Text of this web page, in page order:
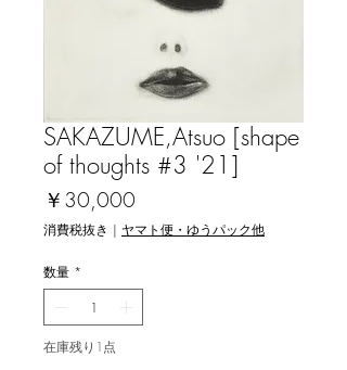
SAKAZUME,Atsuo [shape
of thoughts #3 '21]
￥30,000
格
消費税抜き | ヤマト便・ゆうパック他
数量 *
在庫残り1点